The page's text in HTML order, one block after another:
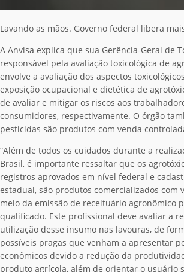
Lavando as mãos. Governo federal libera
A Anvisa explica que sua Gerência-Geral de
responsável pela avaliação toxicológica de
envolve a avaliação dos aspectos
exposição ocupacional e dietética de
de avaliar e mitigar os riscos aos
consumidores, respectivamente. O órgão
pesticidas são produtos com venda
“Além de todos os cuidados durante a
Brasil, é importante ressaltar que os
registros aprovados em nível federal e
estadual, são produtos comercializados com
meio da emissão de receituário agronômico
qualificado. Este profissional deve avaliar a
utilização desse insumo nas lavouras, de
possíveis pragas que venham a apresentar
econômicos devido a redução da
produto agrícola, além de orientar o usuário